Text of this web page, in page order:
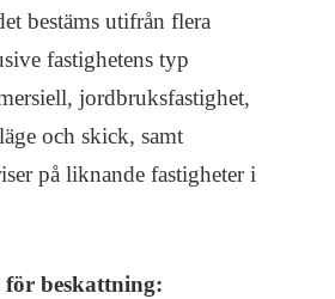
bestäms utifrån flera
fastighetens typ
jordbruksfastighet,
och skick, samt
på liknande fastigheter i
beskattning: